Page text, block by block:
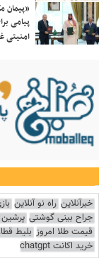
«پیمان
پیامی
امنیتی
خبرآنلاین راه نو آنلاین
جراح بینی گوشتی
قیمت طلا امروز بلیط
خرید اکانت chatgpt